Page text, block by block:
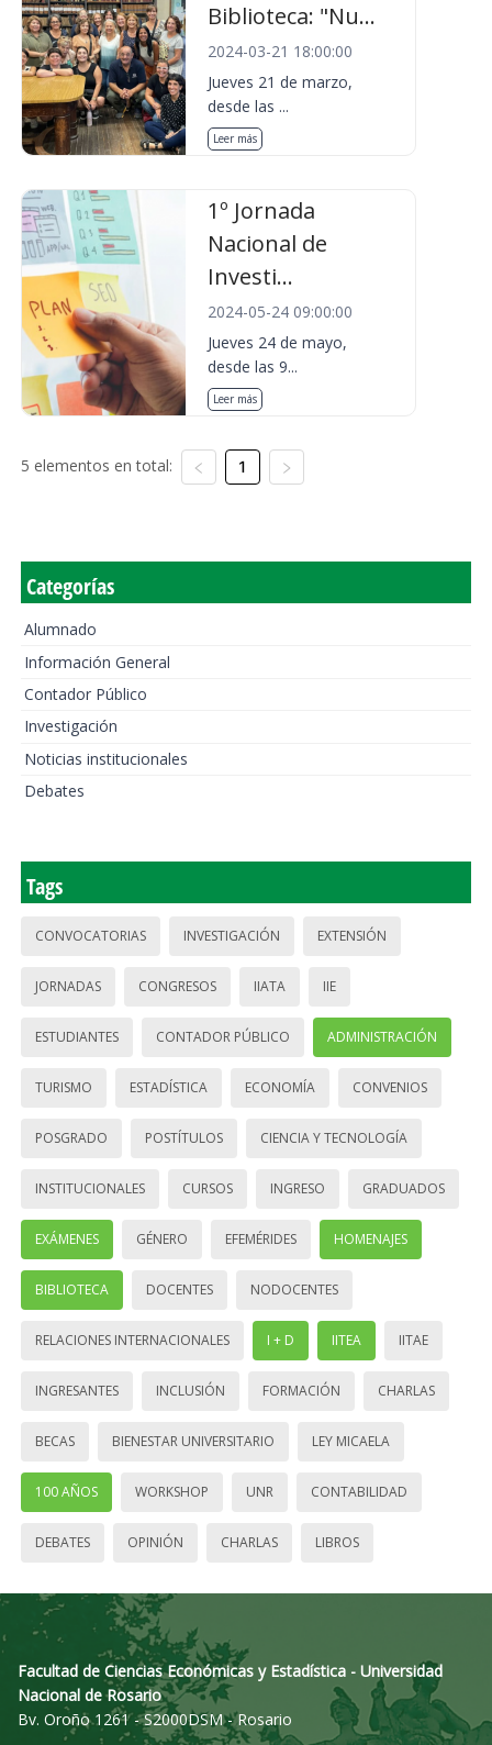
Biblioteca: "Nu...
2024-03-21 18:00:00
Jueves 21 de marzo,
desde las ...
Leer más
1º Jornada
Nacional de
Investi...
2024-05-24 09:00:00
Jueves 24 de mayo,
desde las 9...
Leer más
5 elementos en total: 1
Categorías
Alumnado
Información General
Contador Público
Investigación
Noticias institucionales
Debates
Tags
CONVOCATORIAS INVESTIGACIÓN EXTENSIÓN
JORNADAS CONGRESOS IIATA IIE
ESTUDIANTES CONTADOR PÚBLICO ADMINISTRACIÓN
TURISMO ESTADÍSTICA ECONOMÍA CONVENIOS
POSGRADO POSTÍTULOS CIENCIA Y TECNOLOGÍA
INSTITUCIONALES CURSOS INGRESO GRADUADOS
EXÁMENES GÉNERO EFEMÉRIDES HOMENAJES
BIBLIOTECA DOCENTES NODOCENTES
RELACIONES INTERNACIONALES I + D IITEA IITAE
INGRESANTES INCLUSIÓN FORMACIÓN CHARLAS
BECAS BIENESTAR UNIVERSITARIO LEY MICAELA
100 AÑOS WORKSHOP UNR CONTABILIDAD
DEBATES OPINIÓN CHARLAS LIBROS
Facultad de Ciencias Económicas y Estadística - Universidad
Nacional de Rosario
Bv. Oroño 1261 - S2000DSM - Rosario